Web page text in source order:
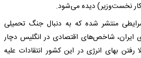
نخست‌وزیر) دیده می‌شود.
منتشر شده که به دنبال جنگ تحمیلی
ایران، شاخص‌های اقتصادی در انگلیس دچار
بهای انرژی در این کشور انتقادات علیه